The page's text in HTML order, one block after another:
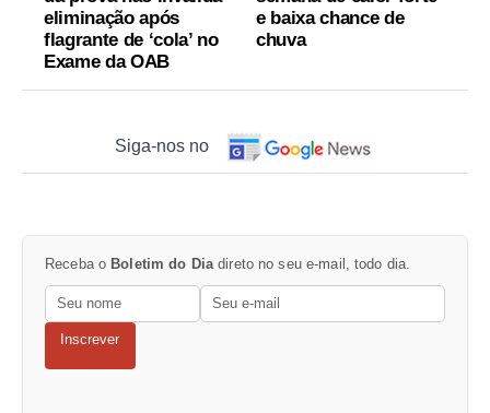
eliminação após
flagrante de ‘cola’ no
Exame da OAB
e baixa chance de
chuva
Siga-nos no
Receba o Boletim do Diadireto no seu e-mail, todo dia.
Inscrever